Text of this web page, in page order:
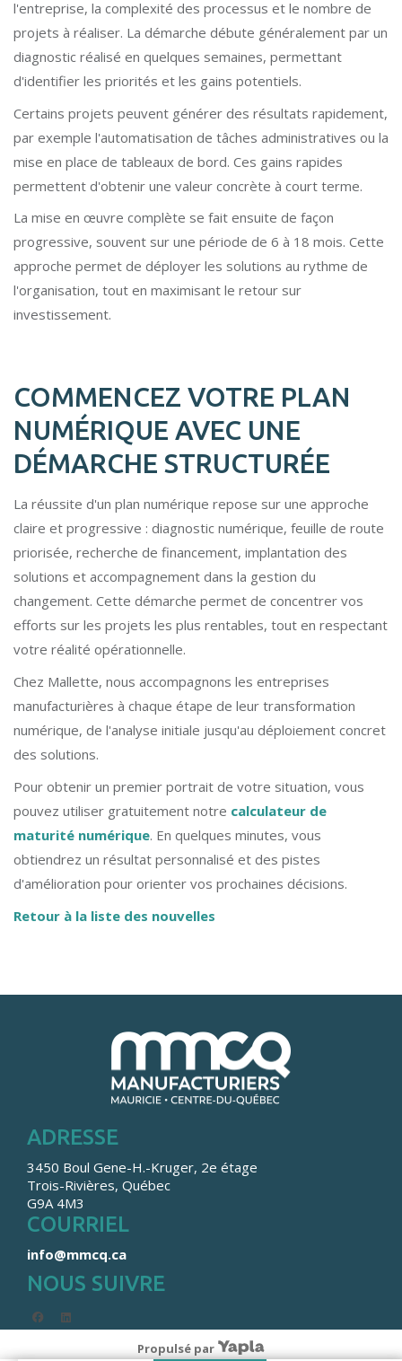
l'entreprise, la complexité des processus et le nombre de
projets à réaliser. La démarche débute généralement par un
diagnostic réalisé en quelques semaines, permettant
d'identifier les priorités et les gains potentiels.
Certains projets peuvent générer des résultats rapidement,
par exemple l'automatisation de tâches administratives ou la
mise en place de tableaux de bord. Ces gains rapides
permettent d'obtenir une valeur concrète à court terme.
La mise en œuvre complète se fait ensuite de façon
progressive, souvent sur une période de 6 à 18 mois. Cette
approche permet de déployer les solutions au rythme de
l'organisation, tout en maximisant le retour sur
investissement.
COMMENCEZ VOTRE PLAN
NUMÉRIQUE AVEC UNE
DÉMARCHE STRUCTURÉE
La réussite d'un plan numérique repose sur une approche
claire et progressive : diagnostic numérique, feuille de route
priorisée, recherche de financement, implantation des
solutions et accompagnement dans la gestion du
changement. Cette démarche permet de concentrer vos
efforts sur les projets les plus rentables, tout en respectant
votre réalité opérationnelle.
Chez Mallette, nous accompagnons les entreprises
manufacturières à chaque étape de leur transformation
numérique, de l'analyse initiale jusqu'au déploiement concret
des solutions.
Pour obtenir un premier portrait de votre situation, vous
pouvez utiliser gratuitement notre calculateur de
maturité numérique. En quelques minutes, vous
obtiendrez un résultat personnalisé et des pistes
d'amélioration pour orienter vos prochaines décisions.
Retour à la liste des nouvelles
ADRESSE
3450 Boul Gene-H.-Kruger, 2e étage
Trois-Rivières, Québec
G9A 4M3
COURRIEL
info@mmcq.ca
NOUS SUIVRE
facebooklinkedin
Propulsé par